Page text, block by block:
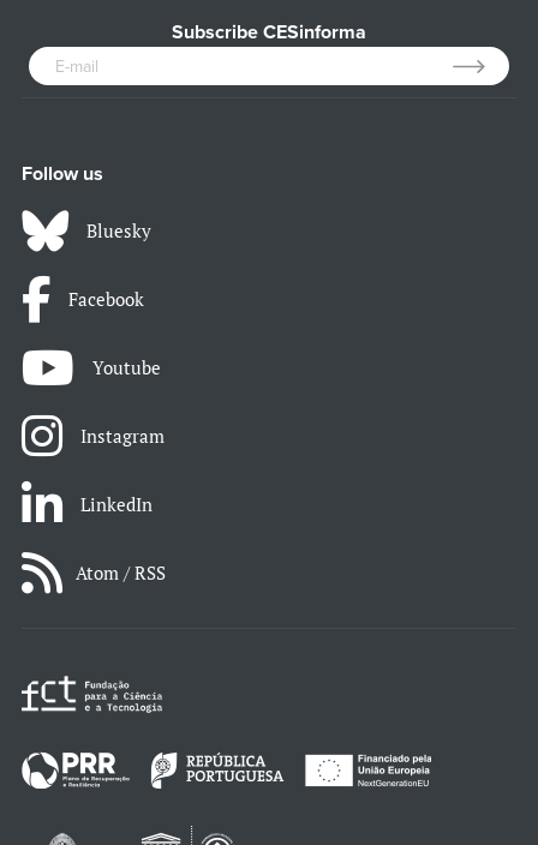
Subscribe CESinforma
Follow us
Bluesky
Facebook
Youtube
Instagram
LinkedIn
Atom / RSS